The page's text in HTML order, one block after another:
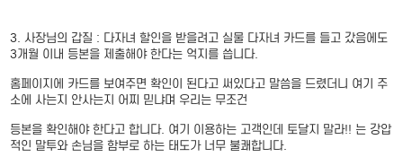
3. 사장님의 갑질 : 다자녀 할인을 받을려고 실물 다자녀 카드를 들고 갔음에도
3개월 이내 등본을 제출해야 한다는 억지를 씁니다.
홈페이지에 카드를 보여주면 확인이 된다고 써있다고 말씀을 드렸더니 여기 주
소에 사는지 안사는지 어찌 믿냐며 우리는 무조건
등본을 확인해야 한다고 합니다. 여기 이용하는 고객인데 토달지 말라!! 는 강압
적인 말투와 손님을 함부로 하는 태도가 너무 불쾌합니다.